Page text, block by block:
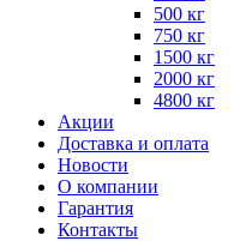
500 кг
750 кг
1500 кг
2000 кг
4800 кг
Акции
Доставка и оплата
Новости
О компании
Гарантия
Контакты